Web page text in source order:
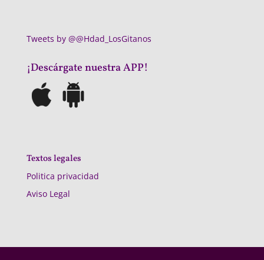
Tweets by @@Hdad_LosGitanos
¡Descárgate nuestra APP!
Textos legales
Politica privacidad
Aviso Legal